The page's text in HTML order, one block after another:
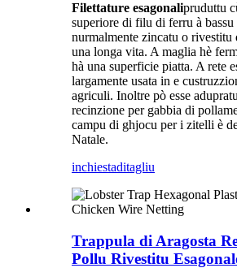
Filettature esagonalipruduttu
superiore di filu di ferru à bassu
nurmalmente zincatu o rivestitu
una longa vita. A maglia hè
hà una superficie piatta. A rete
largamente usata in e
agriculi. Inoltre pò esse
recinzione per gabbia di
campu di ghjocu per i zitelli è
Natale.
inchiestaditagliu
Trappula di Aragosta
Pollu Rivestitu